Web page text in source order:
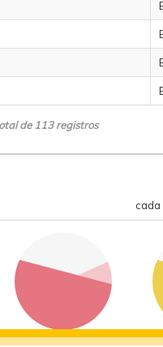
de 113 registros
eventos